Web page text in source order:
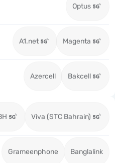
Optus
A1.net Magenta
Azercell Bakcell
Viva (STC Bahrain)
Grameenphone Banglalink